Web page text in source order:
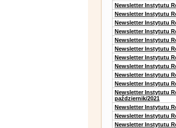
Newsletter Instytutu
Newsletter Instytutu
Newsletter Instytutu
Newsletter Instytutu
Newsletter Instytutu
Newsletter Instytutu
Newsletter Instytutu
Newsletter Instytutu
Newsletter Instytutu
Newsletter Instytutu
Newsletter Instytutu
październik/2021
Newsletter Instytutu
Newsletter Instytutu
Newsletter Instytutu